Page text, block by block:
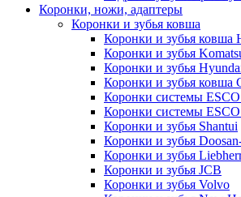
Коронки, ножи, адаптеры
Коронки и зубья ковша
Коронки и зубья ковша
Коронки и зубья
Коронки и зубья
Коронки и зубья ковша
Коронки системы
Коронки системы
Коронки и зубья Shantui
Коронки и зубья
Коронки и зубья
Коронки и зубья JCB
Коронки и зубья Volvo